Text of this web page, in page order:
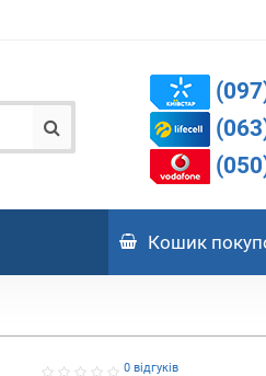
Кошик
0 відгуків